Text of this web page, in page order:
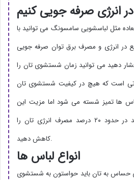
در انرژی صرفه جویی کنیم
مثل لباسشویی سامسونگ می توانید با
در انرژی و مصرف برق توان صرفه جویی
دهید می توانید زمان شستشوی تان را
است که هیچ در کیفیت شستشوی تان
ها تمیز شسته می شود اما مزیت این
روش این است که می‌توانید در حدود ۲۰ درصد مصرف انرژی تان را
کاهش دهید.
انواع لباس ها
به تان باید حواستون به شستشوی